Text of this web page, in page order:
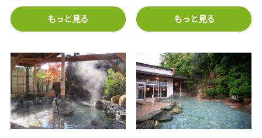
もっと見る もっと見る